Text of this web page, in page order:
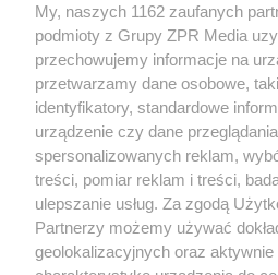
Żaden utwór zamieszczony w serwisie nie
rozpowszechniany lub dalej
tym także elektroniczny lub mechaniczny)
eksploatacji w jakiejkolwiek formie,
bez pisemnej zgody właściciela praw.
wykorzystanie utworów w całości lub w
bez właściwej zgody, jest zabronione pod
prawnie.
My, naszych 1162 zaufanych
podmioty z Grupy ZPR Media
przechowujemy informacje na
przetwarzamy dane osobowe,
identyfikatory, standardowe
urządzenie czy dane
spersonalizowanych reklam,
treści, pomiar reklam i treści,
ulepszanie usług. Za zgodą
Partnerzy możemy używać
geolokalizacyjnych oraz aktywnie